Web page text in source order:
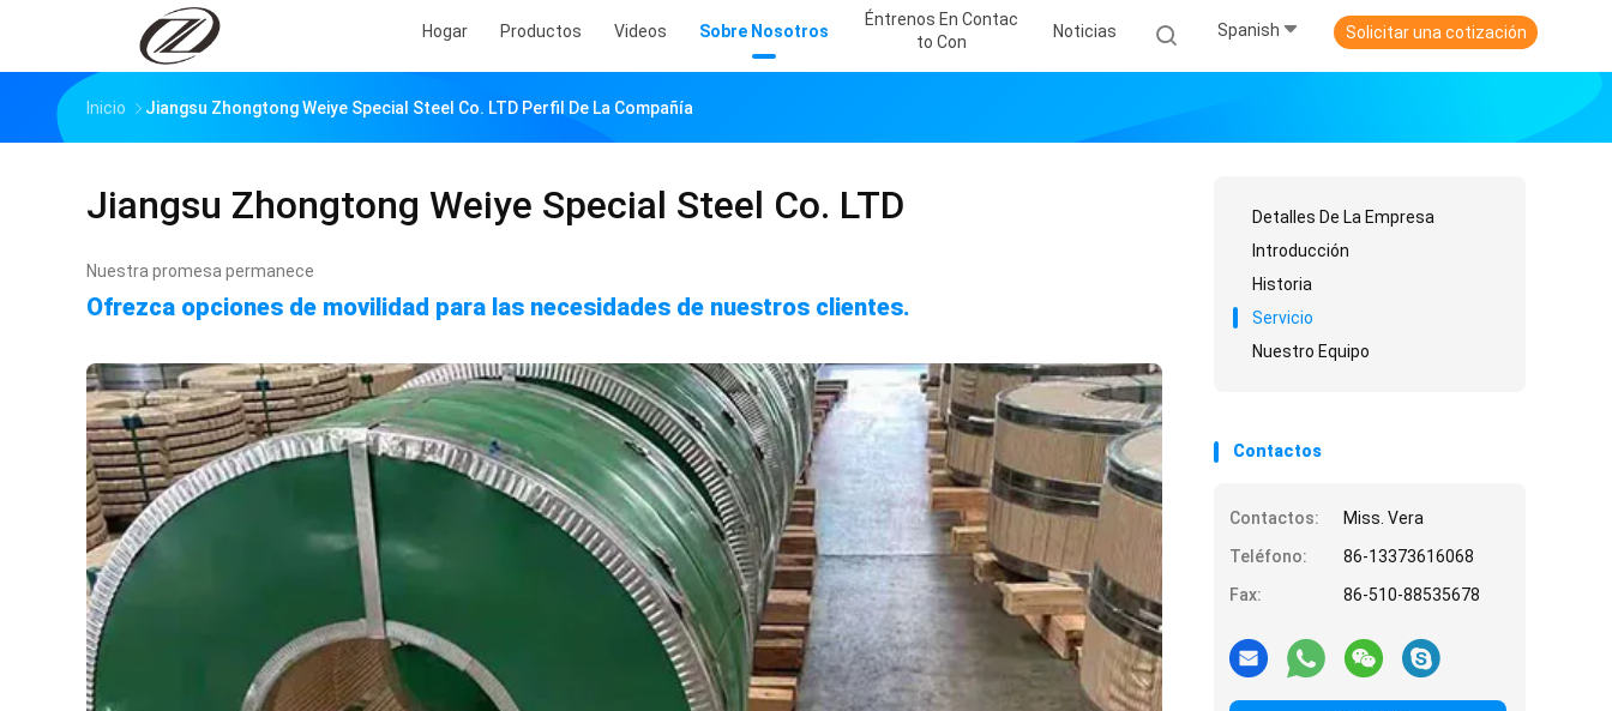
Hogar Productos Videos Sobre Nosotros
Éntrenos En Contac
To Con
Noticias Spanish Solicitar una cotización
Inicio Jiangsu Zhongtong Weiye Special Steel Co. LTD Perfil De La Compañía
Jiangsu Zhongtong Weiye Special Steel Co. LTD
Nuestra promesa permanece
Ofrezca opciones de movilidad para las necesidades de nuestros clientes.
Detalles De La Empresa
Introducción
Historia
Servicio
Nuestro Equipo
Contactos
Contactos:
Miss. Vera
Teléfono:
86-13373616068
Fax:
86-510-88535678